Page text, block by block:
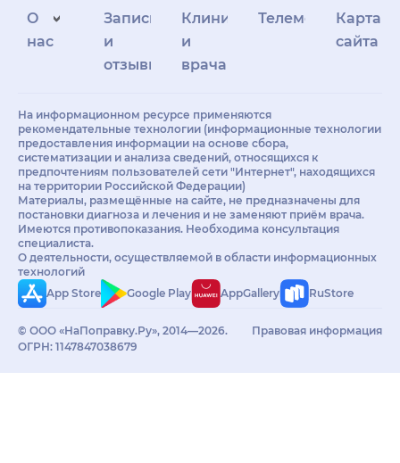
О
нас
Запись
и
отзывы
Клиникам
и
врачам
Телемедицина
Карта
сайта
На информационном ресурсе применяются
рекомендательные технологии (информационные технологии
предоставления информации на основе сбора,
систематизации и анализа сведений, относящихся к
предпочтениям пользователей сети "Интернет", находящихся
на территории Российской Федерации)
Материалы, размещённые на сайте, не предназначены для
постановки диагноза и лечения и не заменяют приём врача.
Имеются противопоказания. Необходима консультация
специалиста.
О деятельности, осуществляемой в области информационных
технологий
App Store
Google Play AppGallery RuStore
© ООО «НаПоправку.Ру», 2014—2026.
ОГРН: 1147847038679
Правовая информация